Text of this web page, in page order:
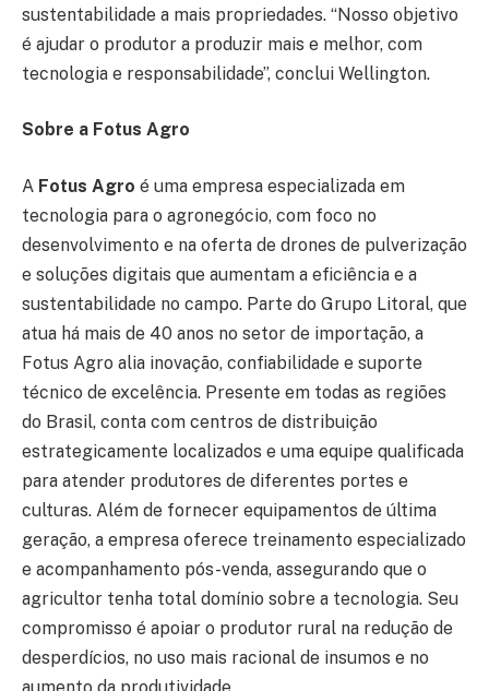
sustentabilidade a mais propriedades. “Nosso objetivo
é ajudar o produtor a produzir mais e melhor, com
tecnologia e responsabilidade”, conclui Wellington.
Sobre a Fotus Agro
A Fotus Agro é uma empresa especializada em
tecnologia para o agronegócio, com foco no
desenvolvimento e na oferta de drones de pulverização
e soluções digitais que aumentam a eficiência e a
sustentabilidade no campo. Parte do Grupo Litoral, que
atua há mais de 40 anos no setor de importação, a
Fotus Agro alia inovação, confiabilidade e suporte
técnico de excelência. Presente em todas as regiões
do Brasil, conta com centros de distribuição
estrategicamente localizados e uma equipe qualificada
para atender produtores de diferentes portes e
culturas. Além de fornecer equipamentos de última
geração, a empresa oferece treinamento especializado
e acompanhamento pós-venda, assegurando que o
agricultor tenha total domínio sobre a tecnologia. Seu
compromisso é apoiar o produtor rural na redução de
desperdícios, no uso mais racional de insumos e no
aumento da produtividade.